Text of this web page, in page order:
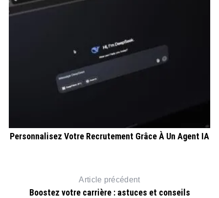
Personnalisez Votre Recrutement Grâce À Un Agent IA
Article précédent
Boostez votre carrière : astuces et conseils